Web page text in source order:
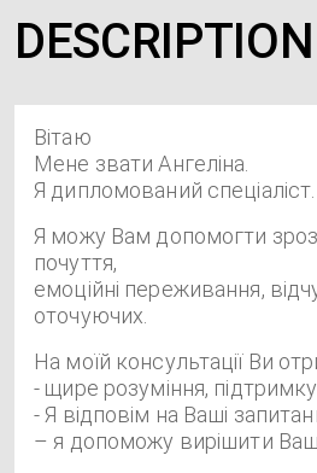
DESCRIPTION
Вітаю
Мене звати Ангеліна.
Я дипломований спеціаліст.
Я можу Вам допомогти
почуття,
емоційні переживання,
оточуючих.
На моїй консультації Ви
- щире розуміння,
- Я відповім на Ваші
– я допоможу вирішити